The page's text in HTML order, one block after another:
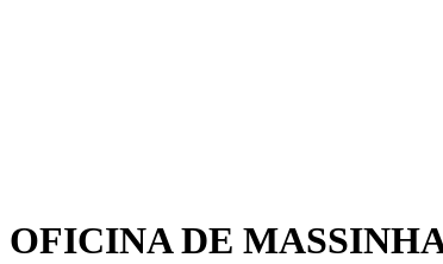
OFICINA DE